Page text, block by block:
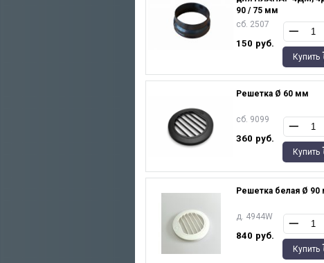
90 / 75 мм
сб. 2507
150 руб.
Купить
Решетка Ø 60 мм
сб. 9099
360 руб.
Купить
Решетка белая Ø 90
д. 4944W
840 руб.
Купить